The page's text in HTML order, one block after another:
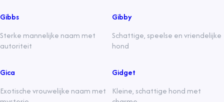
Gibbs
Sterke mannelijke naam met
autoriteit
Gibby
Schattige, speelse en vriendelijke
hond
Gica
Exotische vrouwelijke naam met
Gidget
Kleine, schattige hond met